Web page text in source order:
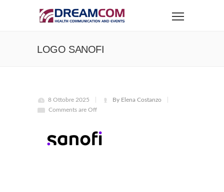
LOGO SANOFI
8 Ottobre 2025
By Elena Costanzo
Comments are Off